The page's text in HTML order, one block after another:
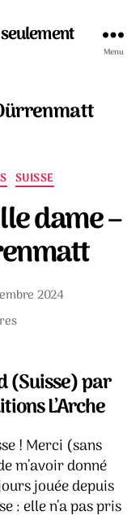
Menu
SUISSE
dame –
2024
sur
de
la
vieille
–
Friedrich
Dürrenmatt
(Suisse) par
L’Arche
! Merci (sans
m’avoir donné
jouée depuis
: elle n’a pas pris